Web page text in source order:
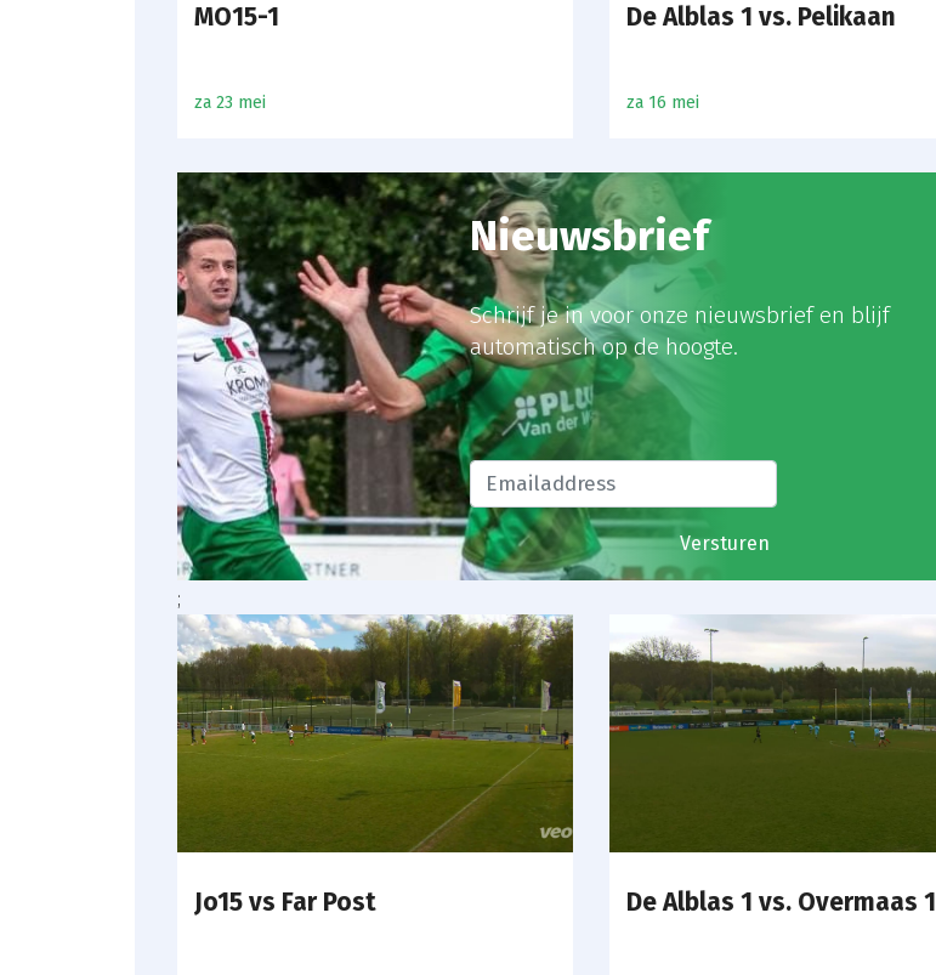
MO15-1
za 23 mei
De Alblas 1 vs. Pelikaan
za 16 mei
;
Nieuwsbrief
Schrijf je in voor onze nieuwsbrief en blijf
automatisch op de hoogte.
Versturen
Jo15 vs Far Post De Alblas 1 vs. Overmaas 1